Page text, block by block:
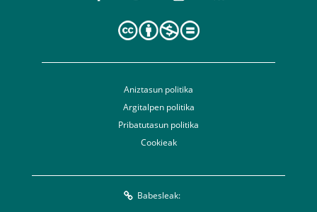
Aniztasun politika
Argitalpen politika
Pribatutasun politika
Cookieak
Babesleak: